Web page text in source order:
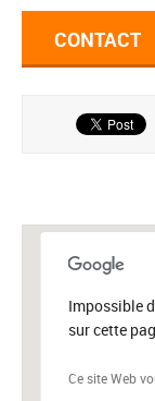
CONTACT
Impossible
sur cette
Ce site Web